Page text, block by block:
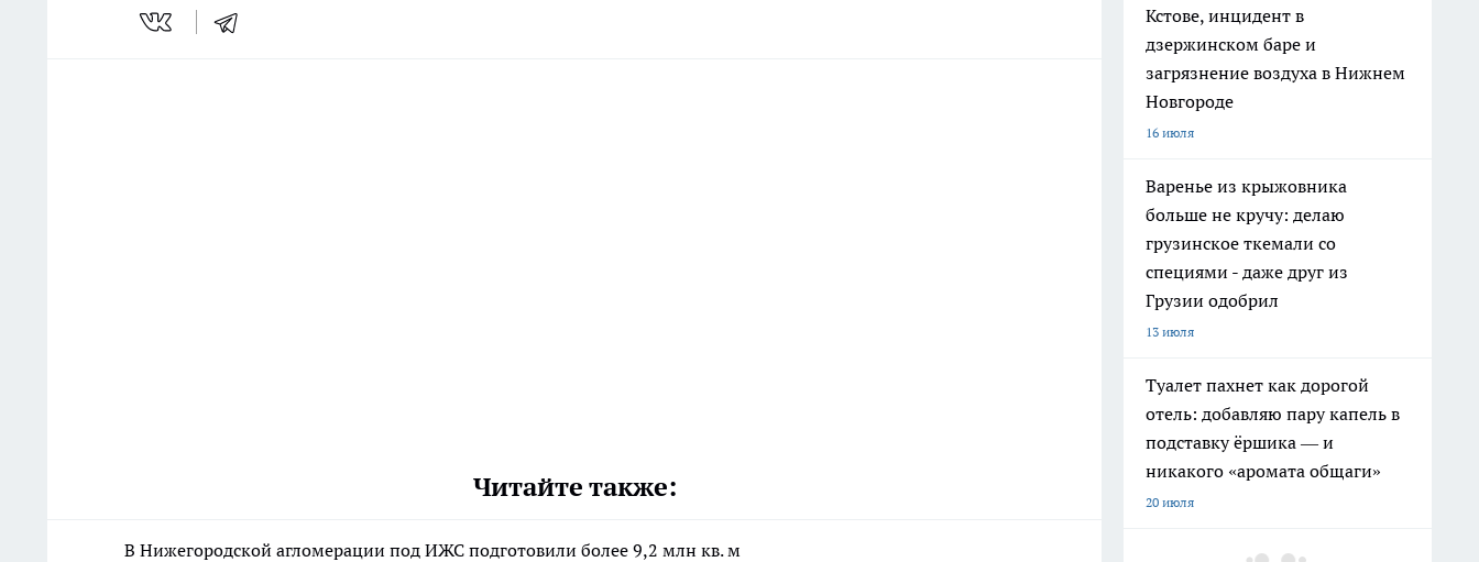
Читайте также:
В Нижегородской агломерации под ИЖС подготовили более 9,2 млн кв. м
Кстове, инцидент в
дзержинском баре и
загрязнение воздуха в Нижнем
Новгороде
16 июля
Варенье из крыжовника
больше не кручу: делаю
грузинское ткемали со
специями - даже друг из
Грузии одобрил
13 июля
Туалет пахнет как дорогой
отель: добавляю пару капель в
подставку ёршика — и
никакого «аромата общаги»
20 июля